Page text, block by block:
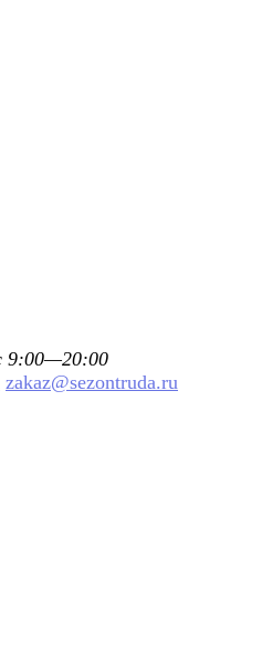
zakaz@sezontruda.ru